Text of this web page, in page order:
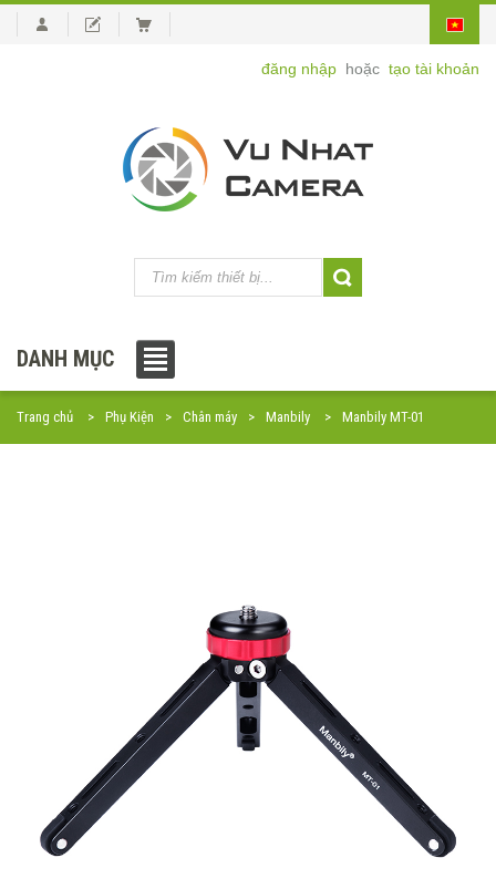
đăng nhập hoặc tạo tài khoản
DANH MỤC
Trang chủ Phụ Kiện Chân máy Manbily Manbily MT-01